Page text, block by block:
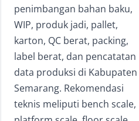
penimbangan bahan baku,
WIP, produk jadi, pallet,
karton, QC berat, packing,
label berat, dan pencatatan
data produksi di Kabupaten
Semarang. Rekomendasi
teknis meliputi bench scale,